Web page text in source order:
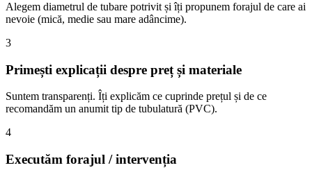
Alegem diametrul de tubare potrivit și îți propunem forajul de care ai
nevoie (mică, medie sau mare adâncime).
3
Primești explicații despre preț și materiale
Suntem transparenți. Îți explicăm ce cuprinde prețul și de ce
recomandăm un anumit tip de tubulatură (PVC).
4
Executăm forajul / intervenția